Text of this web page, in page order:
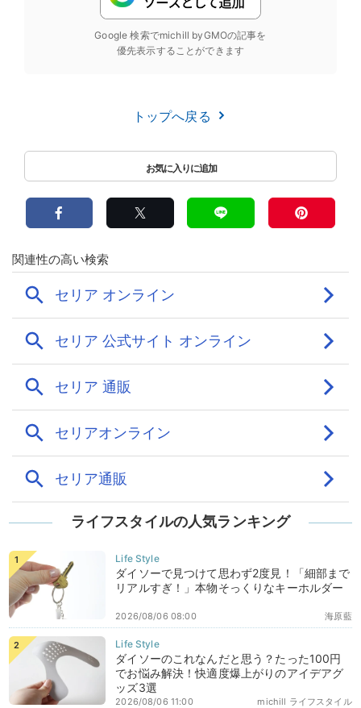
Google 検索でmichill byGMOの記事を
優先表示することができます
トップへ戻る
ライフスタイルの人気ランキング
ダイソーで見つけて思わず2度見！「細部まで
リアルすぎ！」本物そっくりなキーホルダー
海原藍
2026/08/06 08:00
ダイソーのこれなんだと思う？たった100円
でお悩み解決！快適度爆上がりのアイデアグ
ッズ3選
michill ライフスタイル
2026/08/06 11:00